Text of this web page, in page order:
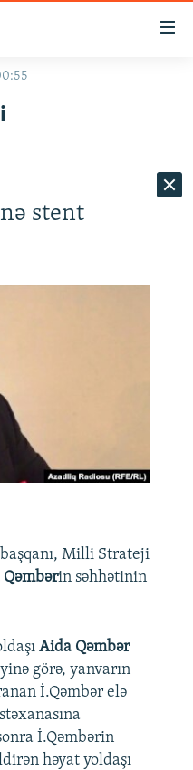
stent
Milli Strateji
Qəmbərin səhhətinin
Aida Qəmbər
görə, yanvarın
İ.Qəmbər elə
İ.Qəmbərin
həyat yoldaşı